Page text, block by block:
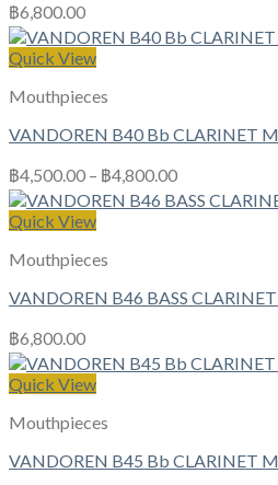
฿6,800.00
Quick View
Mouthpieces
VANDOREN B40 Bb CLARINET
฿4,500.00 – ฿4,800.00
Quick View
Mouthpieces
VANDOREN B46 BASS
฿6,800.00
Quick View
Mouthpieces
VANDOREN B45 Bb CLARINET